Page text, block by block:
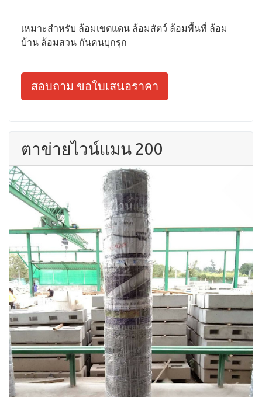
เหมาะสำหรับ ล้อมเขตแดน ล้อมสัตว์ ล้อมพื้นที่ ล้อม
บ้าน ล้อมสวน กันคนบุกรุก
สอบถาม ขอใบเสนอราคา
ตาข่ายไวน์แมน 200